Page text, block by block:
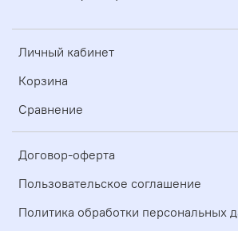
Личный кабинет
Корзина
Сравнение
Договор-оферта
Пользовательское соглашение
Политика обработки персональных